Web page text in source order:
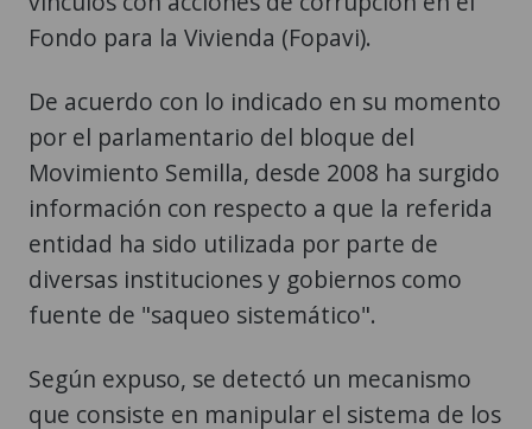
Fondo para la Vivienda (Fopavi).
De acuerdo con lo indicado en su momento
por el parlamentario del bloque del
Movimiento Semilla, desde 2008 ha surgido
información con respecto a que la referida
entidad ha sido utilizada por parte de
diversas instituciones y gobiernos como
fuente de "saqueo sistemático".
Según expuso, se detectó un mecanismo
que consiste en manipular el sistema de los